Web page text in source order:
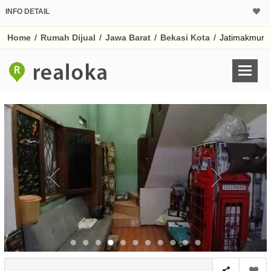
INFO DETAIL
Home / Rumah Dijual / Jawa Barat / Bekasi Kota / Jatimakmur
Harga Rp
Untuk hasil simulasi
pada kotak-
Simpan